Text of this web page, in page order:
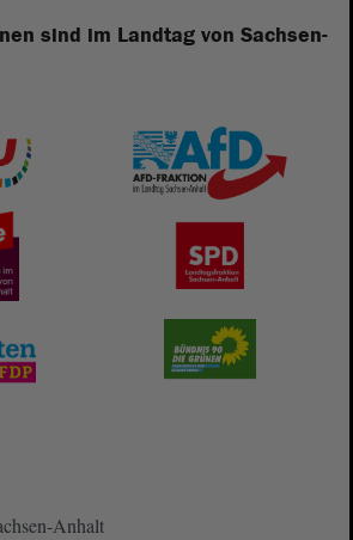
sind im Landtag von Sachsen-
Anhalt